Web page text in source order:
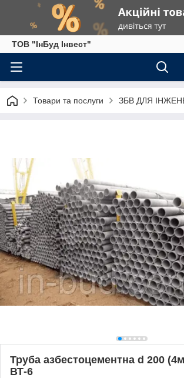
ТОВ "ІнБуд Інвест"
Товари та послуги ЗБВ ДЛЯ
Труба азбестоцементна d 200
ВТ-6